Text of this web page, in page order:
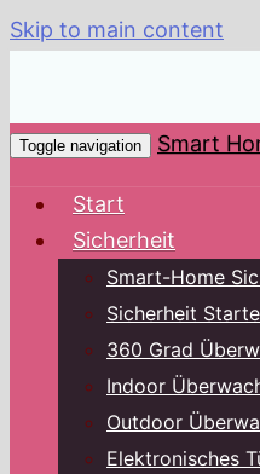
Skip to main content
Toggle navigation Smart
Start
Sicherheit
Smart-Home
Sicherheit
360 Grad
Indoor
Outdoor
Elektronisches